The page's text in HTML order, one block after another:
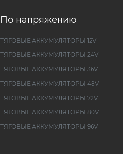
По напряжению
ТЯГОВЫЕ АККУМУЛЯТОРЫ 12V
ТЯГОВЫЕ АККУМУЛЯТОРЫ 24V
ТЯГОВЫЕ АККУМУЛЯТОРЫ 36V
ТЯГОВЫЕ АККУМУЛЯТОРЫ 48V
ТЯГОВЫЕ АККУМУЛЯТОРЫ 72V
ТЯГОВЫЕ АККУМУЛЯТОРЫ 80V
ТЯГОВЫЕ АККУМУЛЯТОРЫ 96V